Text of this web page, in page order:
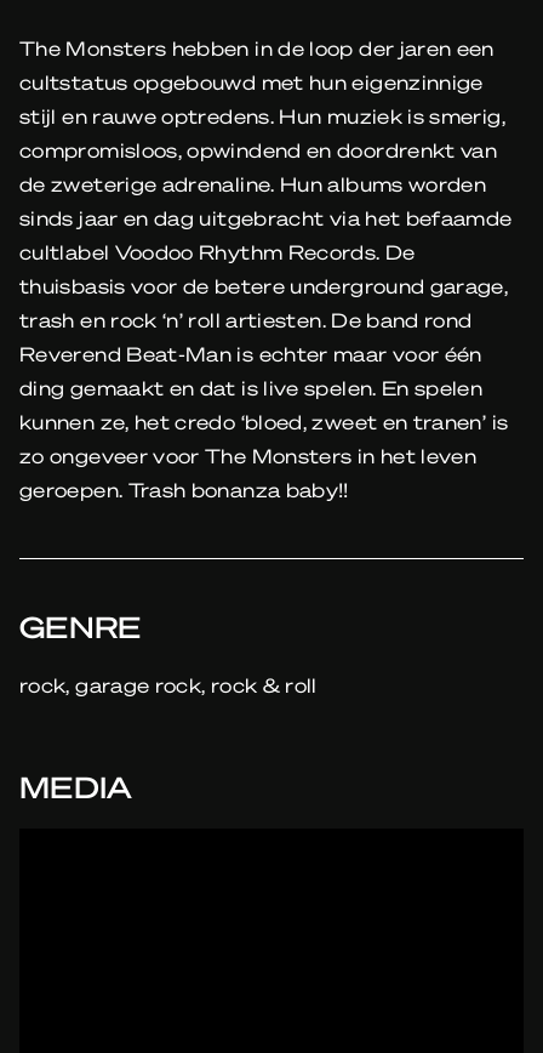
The Monsters hebben in de loop der jaren een
cultstatus opgebouwd met hun eigenzinnige
stijl en rauwe optredens. Hun muziek is smerig,
compromisloos, opwindend en doordrenkt van
de zweterige adrenaline. Hun albums worden
sinds jaar en dag uitgebracht via het befaamde
cultlabel Voodoo Rhythm Records. De
thuisbasis voor de betere underground garage,
trash en rock ‘n’ roll artiesten. De band rond
Reverend Beat-Man is echter maar voor één
ding gemaakt en dat is live spelen. En spelen
kunnen ze, het credo ‘bloed, zweet en tranen’ is
zo ongeveer voor The Monsters in het leven
geroepen. Trash bonanza baby!!
GENRE
rock, garage rock, rock & roll
MEDIA